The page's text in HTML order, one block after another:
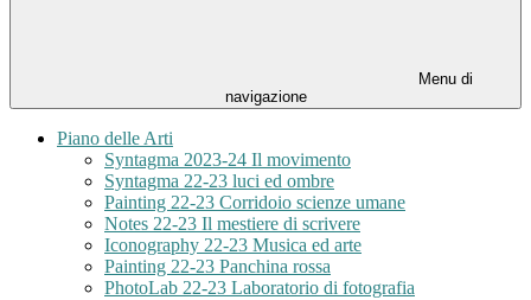
Menu di
navigazione
Piano delle Arti
Syntagma 2023-24 Il movimento
Syntagma 22-23 luci ed ombre
Painting 22-23 Corridoio scienze umane
Notes 22-23 Il mestiere di scrivere
Iconography 22-23 Musica ed arte
Painting 22-23 Panchina rossa
PhotoLab 22-23 Laboratorio di fotografia